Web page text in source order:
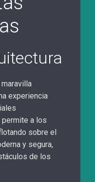
experiencia
a los
sobre el
y segura,
de los